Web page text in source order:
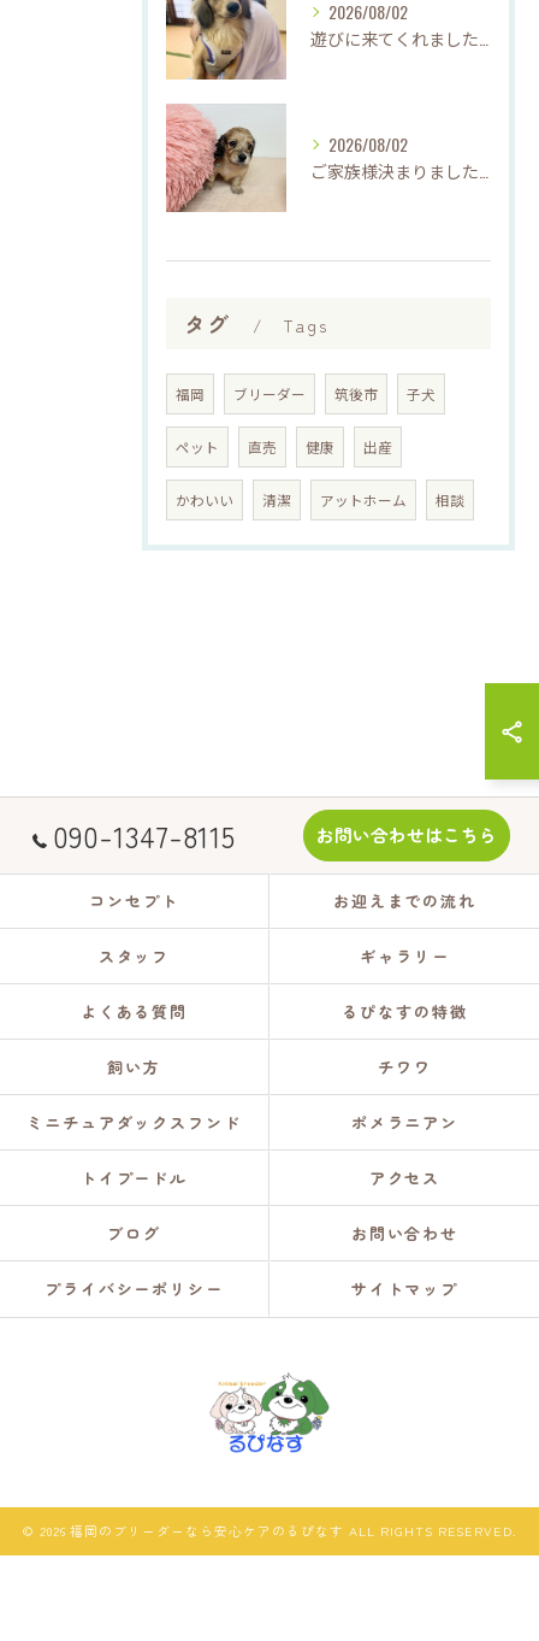
2026/08/02
2026/08/02
タグ Tags
福岡 ブリーダー 筑後市 子犬
ペット 直売 健康 出産
かわいい 清潔 アットホーム 相談
090-1347-8115 お問い合わせはこちら
コンセプト お迎えまでの流れ
スタッフ ギャラリー
よくある質問 るぴなすの特徴
飼い方 チワワ
ミニチュアダックスフンド ポメラニアン
トイプードル アクセス
ブログ お問い合わせ
プライバシーポリシー サイトマップ
© 2026 福岡のブリーダーなら安心ケアのるぴなす ALL RIGHTS RESERVED.